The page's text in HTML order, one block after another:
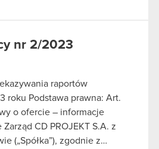
nr 2/2023
raportów
roku Podstawa prawna: Art.
o ofercie – informacje
CD PROJEKT S.A. z
(„Spółka”), zgodnie z…